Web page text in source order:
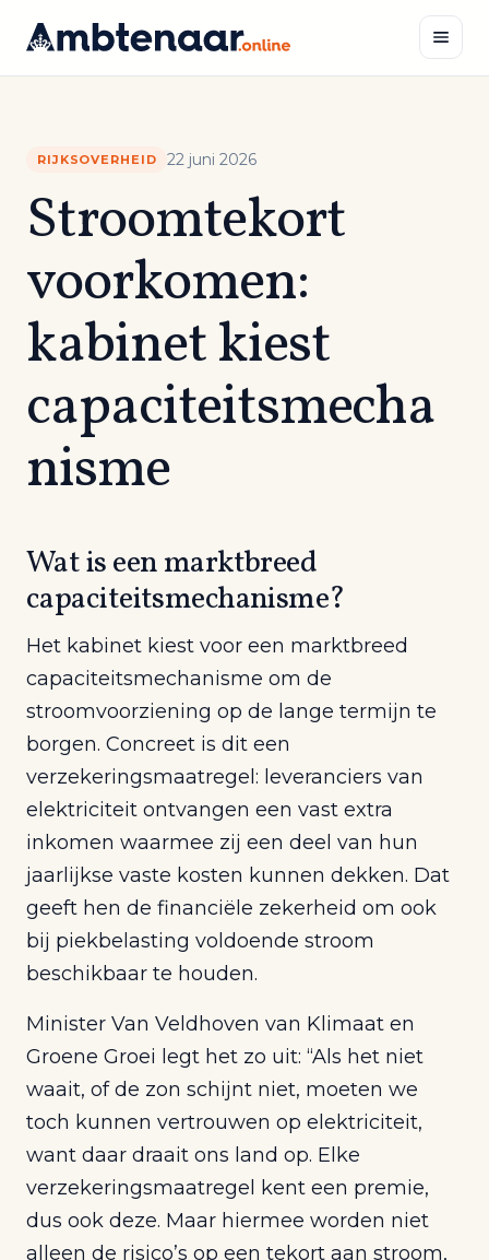
inhoud
RIJKSOVERHEID 22 juni 2026
Stroomtekort
voorkomen:
kabinet kiest
capaciteitsmecha
nisme
Wat is een marktbreed
capaciteitsmechanisme?
Het kabinet kiest voor een marktbreed
capaciteitsmechanisme om de
stroomvoorziening op de lange termijn te
borgen. Concreet is dit een
verzekeringsmaatregel: leveranciers van
elektriciteit ontvangen een vast extra
inkomen waarmee zij een deel van hun
jaarlijkse vaste kosten kunnen dekken. Dat
geeft hen de financiële zekerheid om ook
bij piekbelasting voldoende stroom
beschikbaar te houden.
Minister Van Veldhoven van Klimaat en
Groene Groei legt het zo uit: “Als het niet
waait, of de zon schijnt niet, moeten we
toch kunnen vertrouwen op elektriciteit,
want daar draait ons land op. Elke
verzekeringsmaatregel kent een premie,
dus ook deze. Maar hiermee worden niet
alleen de risico’s op een tekort aan stroom,